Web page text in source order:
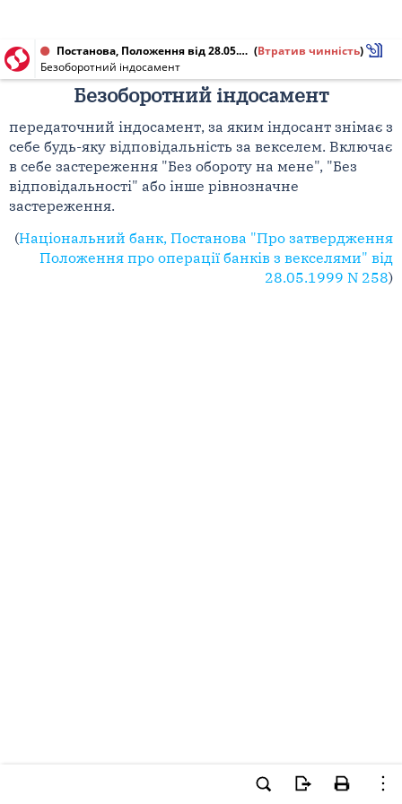
Постанова, Положення від 28.05.1999 № 258 (Втратив чинність)
Безоборотний індосамент